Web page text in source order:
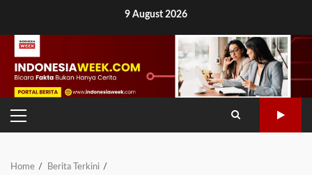
content
9 August 2026
PRIMARY
MENU
Home
Berita Terkini